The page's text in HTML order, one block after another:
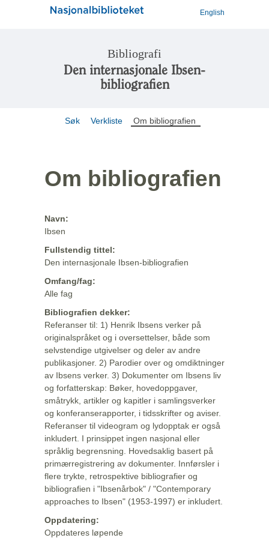
English
Bibliografi
Den internasjonale Ibsen-
bibliografien
Søk Verkliste Om bibliografien
Om bibliografien
Navn:
Ibsen
Fullstendig tittel:
Den internasjonale Ibsen-bibliografien
Omfang/fag:
Alle fag
Bibliografien dekker:
Referanser til: 1) Henrik Ibsens verker på
originalspråket og i oversettelser, både som
selvstendige utgivelser og deler av andre
publikasjoner. 2) Parodier over og omdiktninger
av Ibsens verker. 3) Dokumenter om Ibsens liv
og forfatterskap: Bøker, hovedoppgaver,
småtrykk, artikler og kapitler i samlingsverker
og konferanserapporter, i tidsskrifter og aviser.
Referanser til videogram og lydopptak er også
inkludert. I prinsippet ingen nasjonal eller
språklig begrensning. Hovedsaklig basert på
primærregistrering av dokumenter. Innførsler i
flere trykte, retrospektive bibliografier og
bibliografien i "Ibsenårbok" / "Contemporary
approaches to Ibsen" (1953-1997) er inkludert.
Oppdatering:
Oppdateres løpende